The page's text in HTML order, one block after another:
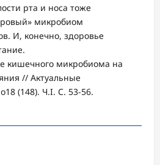
рта и носа тоже
микробиом
И, конечно, здоровье
кишечного микробиома на
// Актуальные
(148). Ч.I. С. 53-56.